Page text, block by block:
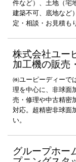
件など）、土地（宅
建築不可、底地など
定・相談・お見積もり
株式会社ユー
加工機の販売
㈱ユーピーディーで
理を中心に、非球面
売・修理や中古精密
対応。超精密非球面
い。
グループホー